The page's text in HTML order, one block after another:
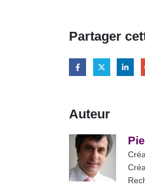
Partager
Auteur